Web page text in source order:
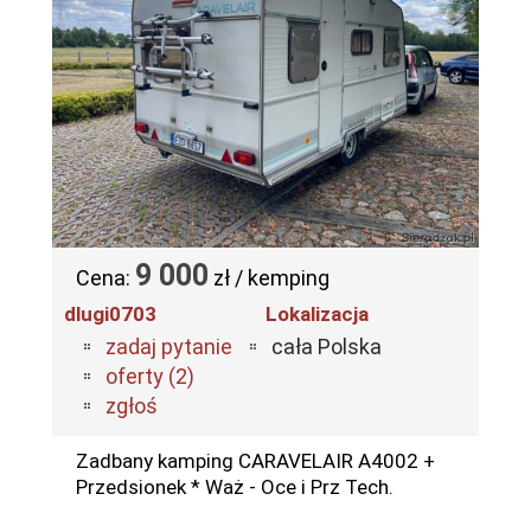
Cena: 9 000 zł / kemping
dlugi0703
zadaj pytanie
oferty (2)
zgłoś
Lokalizacja
cała Polska
Zadbany kamping CARAVELAIR A4002 +
Przedsionek * Waż - Oce i Prz Tech.